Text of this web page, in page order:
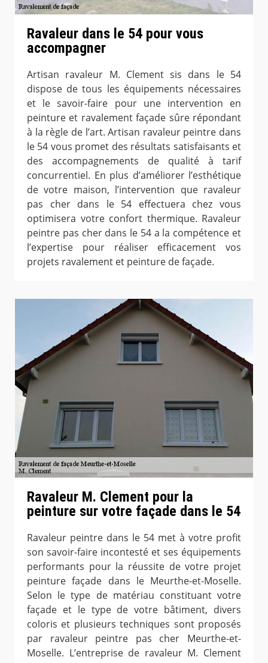
Ravaleur dans le 54 pour vous
accompagner
Artisan ravaleur M. Clement sis dans le 54
dispose de tous les équipements nécessaires
et le savoir-faire pour une intervention en
peinture et ravalement façade sûre répondant
à la règle de l’art. Artisan ravaleur peintre dans
le 54 vous promet des résultats satisfaisants et
des accompagnements de qualité à tarif
concurrentiel. En plus d’améliorer l’esthétique
de votre maison, l’intervention que ravaleur
pas cher dans le 54 effectuera chez vous
optimisera votre confort thermique. Ravaleur
peintre pas cher dans le 54 a la compétence et
l’expertise pour réaliser efficacement vos
projets ravalement et peinture de façade.
Ravaleur M. Clement pour la
peinture sur votre façade dans le 54
Ravaleur peintre dans le 54 met à votre profit
son savoir-faire incontesté et ses équipements
performants pour la réussite de votre projet
peinture façade dans le Meurthe-et-Moselle.
Selon le type de matériau constituant votre
façade et le type de votre bâtiment, divers
coloris et plusieurs techniques sont proposés
par ravaleur peintre pas cher Meurthe-et-
Moselle. L’entreprise de ravaleur M. Clement